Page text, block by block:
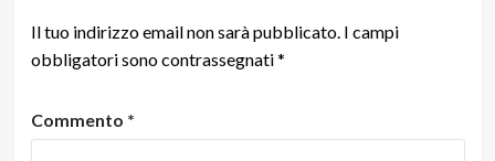
Il tuo indirizzo email non sarà pubblicato. I campi
obbligatori sono contrassegnati*
Commento *